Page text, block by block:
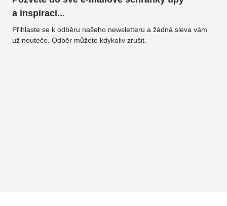
a inspiraci...
Přihlaste se k odběru našeho newsletteru a žádná sleva vám
už neuteče. Odběr můžete kdykoliv zrušit.